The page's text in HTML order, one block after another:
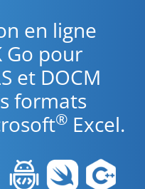
en ligne
Go pour
et DOCM
formats
® Excel.